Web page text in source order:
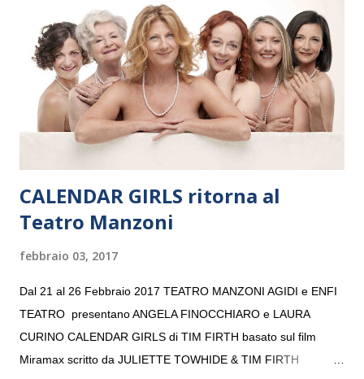
“Settembre dell’Accademia” dove si esibirà per il secondo anno
consecutivo. Il pubblico milanese avrà il piacere di applaudire i
giovani artisti della Baltic Sea Youth Philharmonic per la quarta
volta. L’orchestra, fondata nel 2008 da Kristjan Järvi (affiancato
da un prestigioso consiglio di consulent...
CALENDAR GIRLS ritorna al
Teatro Manzoni
febbraio 03, 2017
Dal 21 al 26 Febbraio 2017 TEATRO MANZONI AGIDI e ENFI
TEATRO presentano ANGELA FINOCCHIARO e LAURA
CURINO CALENDAR GIRLS di TIM FIRTH basato sul film
Miramax scritto da JULIETTE TOWHIDE & TIM FIRTH